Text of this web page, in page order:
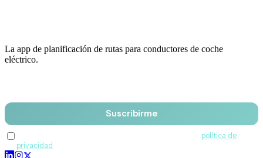
La app de planificación de rutas para conductores de coche
eléctrico.
Suscribirme
política de
privacidad